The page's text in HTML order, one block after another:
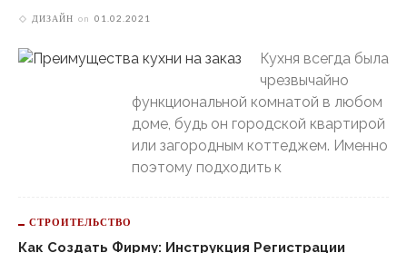
ДИЗАЙН on 01.02.2021
Кухня всегда была
чрезвычайно
функциональной комнатой в любом
доме, будь он городской квартирой
или загородным коттеджем. Именно
поэтому подходить к
СТРОИТЕЛЬСТВО
Как Создать Фирму: Инструкция Регистрации